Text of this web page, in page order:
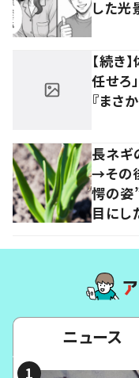
した光
【続き
任せろ
『まさ
長ネギ
→その
愕の姿
目にし
ニュース